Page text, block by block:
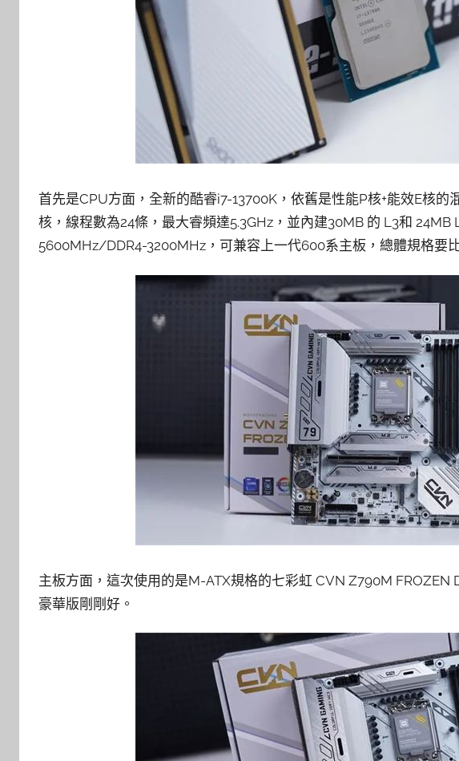
首先是CPU方面，全新的酷睿i7-13700K，依舊是性能P核+能效E核
核，線程數為24條，最大睿頻達5.3GHz，並內建30MB 的 L3和
5600MHz/DDR4-3200MHz，可兼容上一代600系主板，總體規格要
主板方面，這次使用的是M-ATX規格的七彩虹 CVN Z790M FROZEN
豪華版剛剛好。